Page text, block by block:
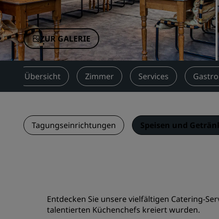
Verbundene Marken in China
ZUR GALERIE
Übersicht Zimmer Services
Tagungseinrichtungen Speisen und
Entdecken Sie unsere vielfältigen Catering-
talentierten Küchenchefs kreiert wurden.